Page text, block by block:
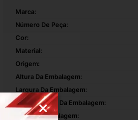
Marca:
Número De Peça:
Cor:
Material:
Origem:
Altura Da Embalagem:
Largura Da Embalagem:
Comprimento Da Embalagem:
Peso Da Embalagem: